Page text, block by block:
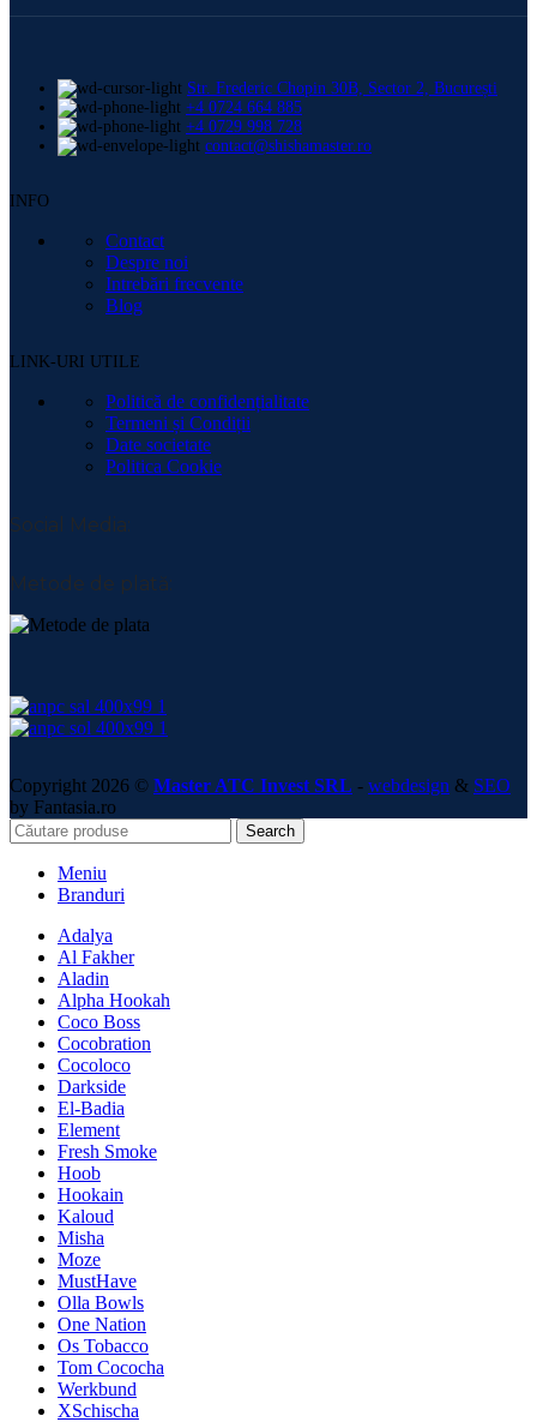
Str. Frederic Chopin 30B, Sector 2, București
+4 0724 664 885
+4 0729 998 728
contact@shishamaster.ro
INFO
Contact
Despre noi
Intrebări frecvente
Blog
LINK-URI UTILE
Politică de confidențialitate
Termeni și Condiții
Date societate
Politica Cookie
Social Media:
Metode de plată:
Copyright 2026 © Master ATC Invest SRL - webdesign & SEO
by Fantasia.ro
Search
Meniu
Branduri
Adalya
Al Fakher
Aladin
Alpha Hookah
Coco Boss
Cocobration
Cocoloco
Darkside
El-Badia
Element
Fresh Smoke
Hoob
Hookain
Kaloud
Misha
Moze
MustHave
Olla Bowls
One Nation
Os Tobacco
Tom Cococha
Werkbund
XSchischa